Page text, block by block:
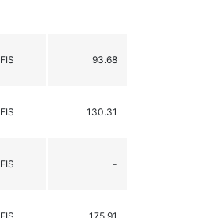
FIS 93.68
FIS 130.31
FIS -